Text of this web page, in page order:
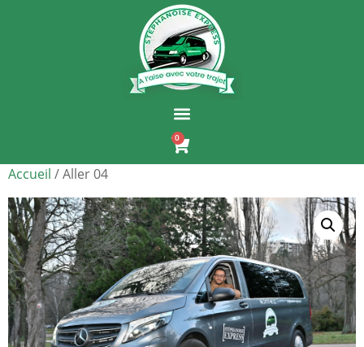
0
Accueil / Aller 04